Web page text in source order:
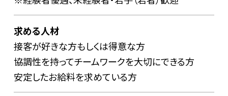
求める人材
接客が好きな方もしくは得意な方
協調性を持ってチームワークを大切にできる方
安定したお給料を求めている方